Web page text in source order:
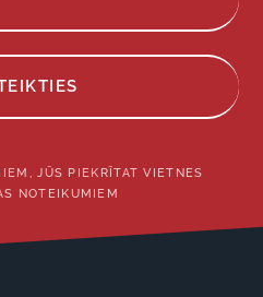
JŪS PIEKRĪTAT VIETNES
NOTEIKUMIEM